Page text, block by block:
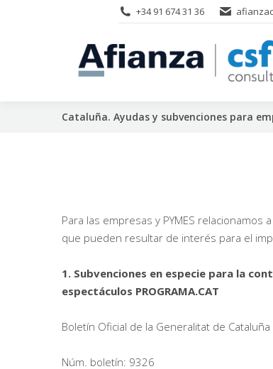
+34 91 674 31 36
Cataluña. Ayudas y subvenciones para
Para las empresas y PYMES
que pueden resultar de interés para el
1. Subvenciones en especie para la
espectáculos PROGRAMA.CAT
Boletín Oficial de la Generalitat de Cataluña
Núm. boletín: 9326